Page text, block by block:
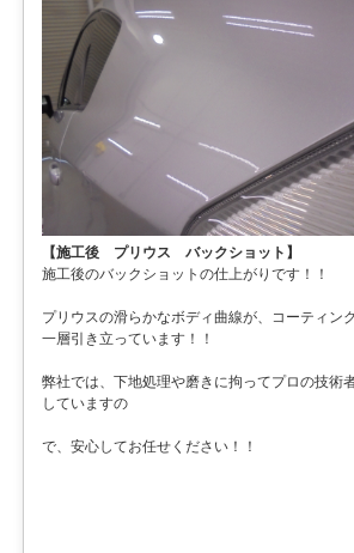
【施工後 プリウス バックショット】
施工後のバックショットの仕上がりです！！
プリウスの滑らかなボディ曲線が、コーティン
一層引き立っています！！
弊社では、下地処理や磨きに拘ってプロの技術
していますの
で、安心してお任せください！！